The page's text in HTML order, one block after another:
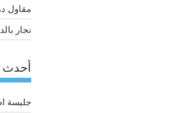
مقاول
نجار
أحدث
جليسة